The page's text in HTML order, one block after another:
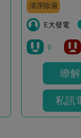
清淨除濕
E大發電
0
瞭
私訊